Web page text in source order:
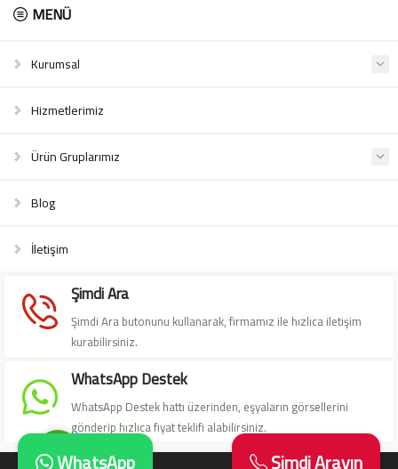
MENÜ
Kurumsal
Hizmetlerimiz
Ürün Gruplarımız
Blog
İletişim
Şimdi Ara
Şimdi Ara butonunu kullanarak, firmamız ile hızlıca iletişim
kurabilirsiniz.
WhatsApp Destek
WhatsApp Destek hattı üzerinden, eşyaların görsellerini
gönderip hızlıca fiyat teklifi alabilirsiniz.
Cevap Yaz
Şimdi Arayın
WhatsApp